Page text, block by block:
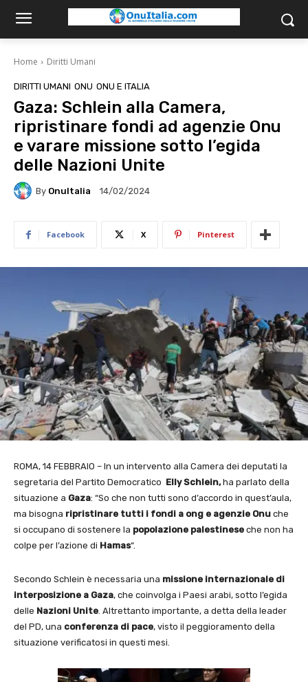
Home Diritti Umani
DIRITTI UMANI ONU ONU E ITALIA
Gaza: Schlein alla Camera,
ripristinare fondi ad agenzie Onu
e varare missione sotto l’egida
delle Nazioni Unite
By OnuItalia 14/02/2024
Facebook X Pinterest
ROMA, 14 FEBBRAIO – In un intervento alla Camera dei deputati la
segretaria del Partito Democratico Elly Schlein,ha parlato della
situazione a Gaza: “So che non tutti sono d’accordo in quest’aula,
ma bisogna ripristinare tutti i fondi a ong e agenzie Onu che
si occupano di sostenere la popolazione palestinese che non ha
colpe per l’azione di Hamas“.
Secondo Schlein è necessaria una missione internazionale di
interposizione a Gaza, che coinvolga i Paesi arabi, sotto l’egida
delle Nazioni Unite. Altrettanto importante, a detta della leader
del PD, una conferenza di pace, visto il peggioramento della
situazione verificatosi in questi mesi.